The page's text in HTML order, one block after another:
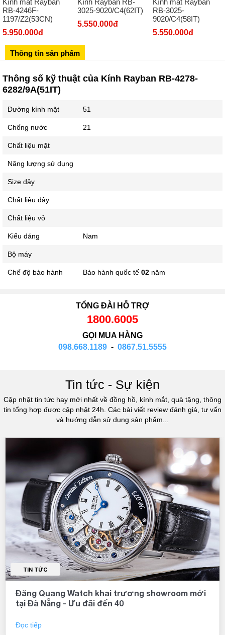
Số 273 Nguyễn Văn Cừ - Long Biên - Hà Nội
02439392490
Sô 580 Ngã tư Trường Chinh - Hà Nội
02437939481
Số 53 Trần Đăng Ninh - Cầu Giấy - Hà Nội
Showroom 86: BH9A-SP.9A-63 Vinhomes Ocean Park 1, Dương
Xá, Gia Lâm, Thành phố Hà Nội
Kính mát Rayban
RB-4246F-
1197/Z2(53CN)
5.950.000đ
Kính Rayban RB-
3025-9020/C4(62IT)
5.550.000đ
Kính mát Rayban
RB-3025-
9020/C4(58IT)
5.550.000đ
Thông tin sản phẩm
Thông số kỹ thuật của Kính Rayban RB-4278-
6282/9A(51IT)
Đường kính mặt 51
Chống nước 21
Chất liệu mặt
Năng lượng sử dụng
Size dây
Chất liệu dây
Chất liệu vỏ
Kiểu dáng Nam
Bộ máy
Chế độ bảo hành Bảo hành quốc tế 02 năm
TỔNG ĐÀI HỖ TRỢ
1800.6005
GỌI MUA HÀNG
098.668.1189 - 0867.51.5555
Tin tức - Sự kiện
Cập nhật tin tức hay mới nhất về đồng hồ, kính mắt, quà tặng, thông
tin tổng hợp được cập nhật 24h. Các bài viết review đánh giá, tư vấn
và hướng dẫn sử dụng sản phẩm...
TIN TỨC
Đăng Quang Watch khai trương showroom mới
tại Đà Nẵng - Ưu đãi đến 40
Đọc tiếp